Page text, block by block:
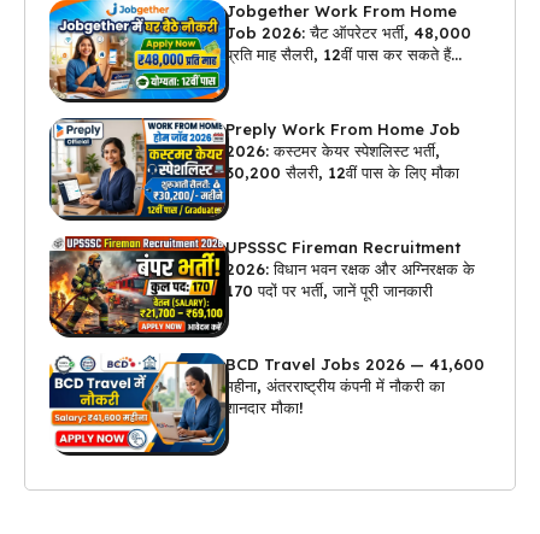
Jobgether Work From Home
Job 2026: चैट ऑपरेटर भर्ती, ₹48,000
प्रति माह सैलरी, 12वीं पास कर सकते हैं
Preply Work From Home Job
2026: कस्टमर केयर स्पेशलिस्ट भर्ती,
₹30,200 सैलरी, 12वीं पास के लिए मौका
UPSSSC Fireman Recruitment
2026: विधान भवन रक्षक और अग्निरक्षक के
170 पदों पर भर्ती, जानें पूरी जानकारी
BCD Travel Jobs 2026 — ₹41,600
महीना, अंतरराष्ट्रीय कंपनी में नौकरी का
शानदार मौका!